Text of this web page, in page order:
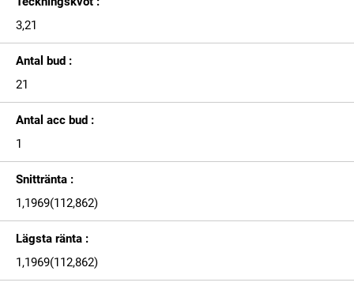
3,21
Antal bud :
21
Antal acc bud :
1
Snittränta :
1,1969(112,862)
Lägsta ränta :
1,1969(112,862)